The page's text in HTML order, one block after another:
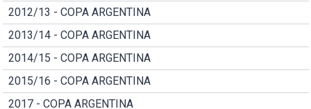
2012/13 - COPA ARGENTINA
2013/14 - COPA ARGENTINA
2014/15 - COPA ARGENTINA
2015/16 - COPA ARGENTINA
2017 - COPA ARGENTINA